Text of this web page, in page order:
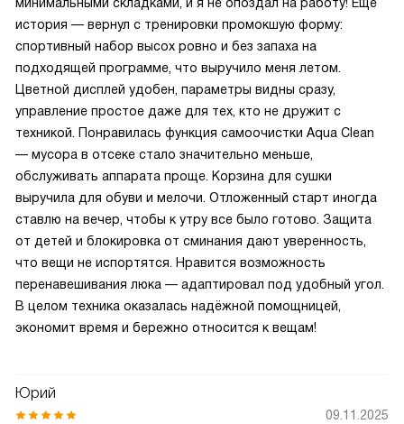
история — вернул с тренировки промокшую форму:
спортивный набор высох ровно и без запаха на
подходящей программе, что выручило меня летом.
Цветной дисплей удобен, параметры видны сразу,
управление простое даже для тех, кто не дружит с
техникой. Понравилась функция самоочистки Aqua Clean
— мусора в отсеке стало значительно меньше,
обслуживать аппарата проще. Корзина для сушки
выручила для обуви и мелочи. Отложенный старт иногда
ставлю на вечер, чтобы к утру все было готово. Защита
от детей и блокировка от сминания дают уверенность,
что вещи не испортятся. Нравится возможность
перенавешивания люка — адаптировал под удобный угол.
В целом техника оказалась надёжной помощницей,
экономит время и бережно относится к вещам!
Юрий
09.11.2025